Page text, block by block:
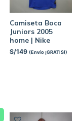
Camiseta Boca
Juniors 2005
home | Nike
S/149 (Envío ¡GRATIS!)